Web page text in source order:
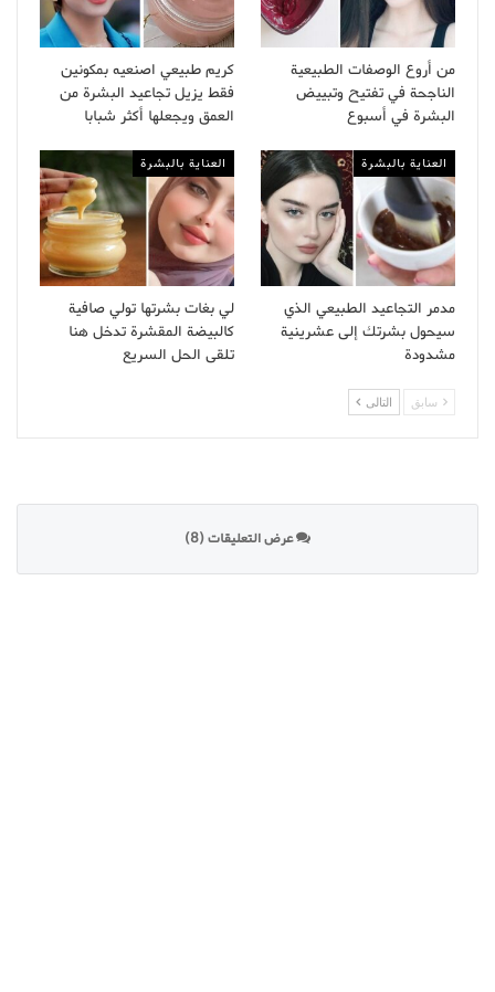
من أروع الوصفات الطبيعية
الناجحة في تفتيح وتبييض
البشرة في أسبوع
كريم طبيعي اصنعيه بمكونين
فقط يزيل تجاعيد البشرة من
العمق ويجعلها أكثر شبابا
العناية بالبشرة
مدمر التجاعيد الطبيعي الذي
سيحول بشرتك إلى عشرينية
مشدودة
العناية بالبشرة
لي بغات بشرتها تولي صافية
كالبيضة المقشرة تدخل هنا
تلقى الحل السريع
سابق التالى
عرض التعليقات (8)